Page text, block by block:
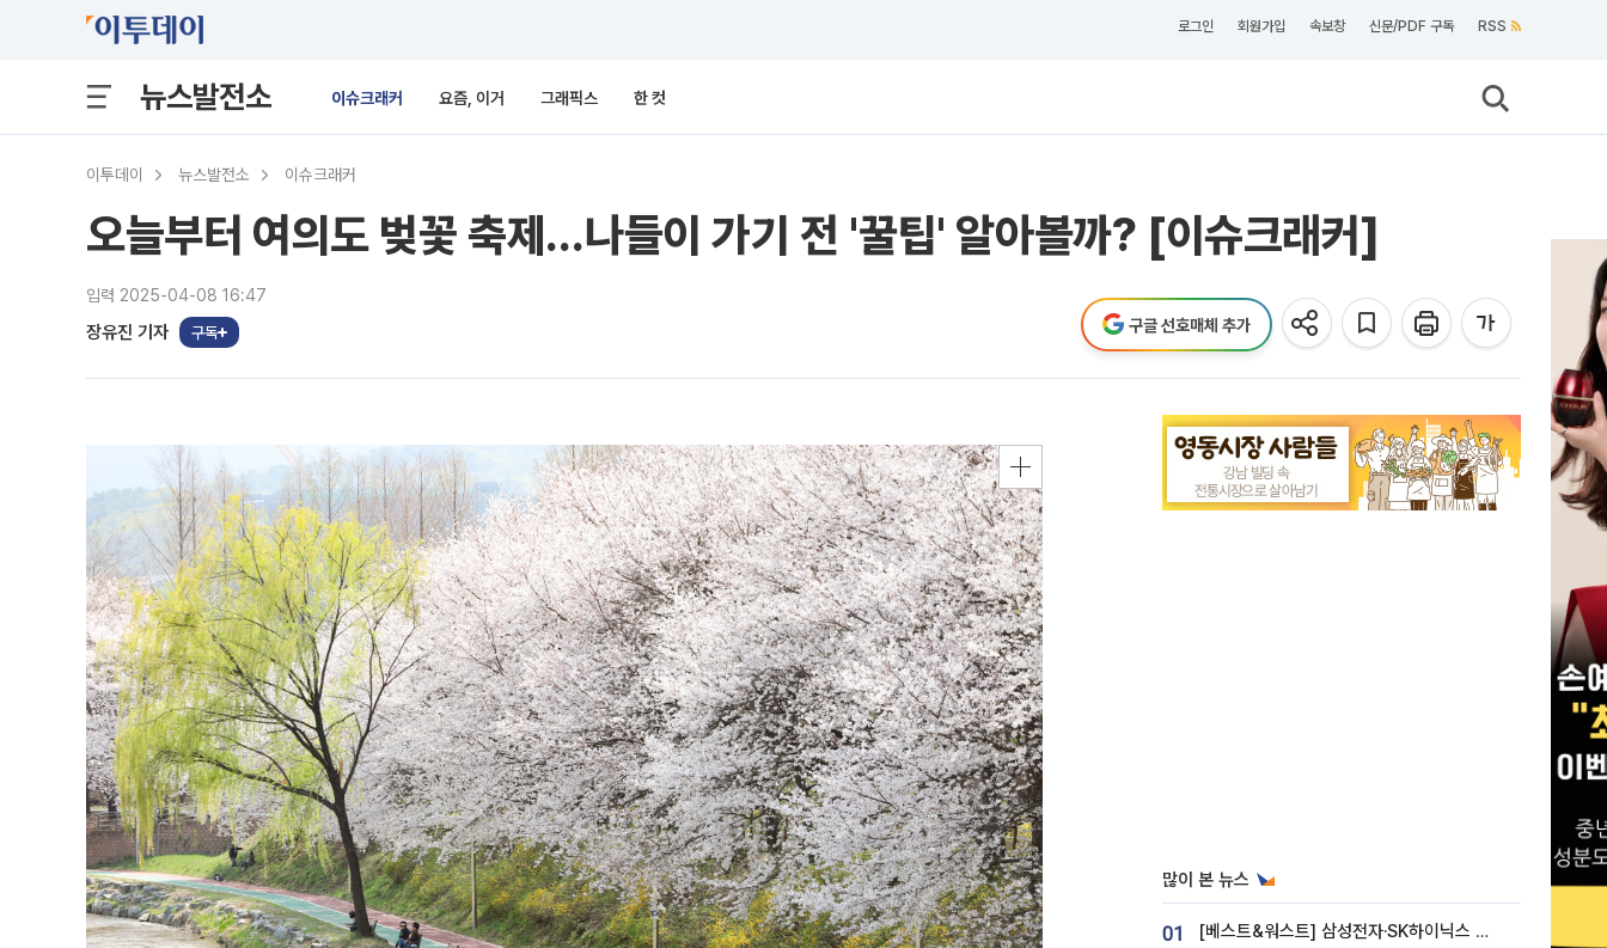
로그인 회원가입 속보창 신문/PDF 구독 RSS
뉴스발전소 이슈크래커 요즘, 이거 그래픽스 한 컷
이투데이 뉴스발전소 이슈크래커
오늘부터 여의도 벚꽃 축제…나들이 가기 전 '꿀팁' 알아볼까? [이슈크래커]
입력 2025-04-08 16:47
장유진 기자 구독 구글 선호매체 추가
많이 본 뉴스
01 [베스트&워스트] 삼성전자·SK하이닉스 밀린 한 주…상상인증권은 85% 급등